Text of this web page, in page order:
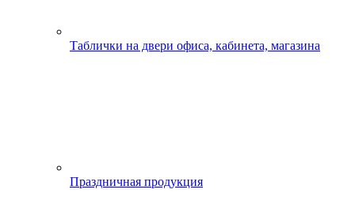
Таблички на двери офиса, кабинета, магазина
Праздничная продукция